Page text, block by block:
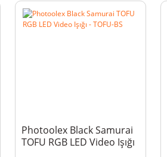
Photoolex Black Samurai
TOFU RGB LED Video Işığı